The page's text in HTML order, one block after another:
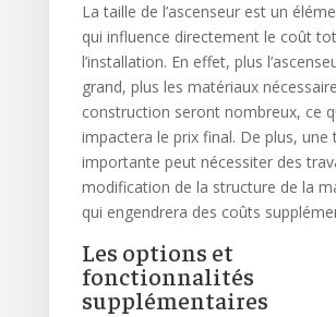
La taille de l’ascenseur est un
qui influence directement le coût
l’installation. En effet, plus
grand, plus les matériaux
construction seront nombreux, ce
impactera le prix final. De plus, une
importante peut nécessiter des
modification de la structure de la
qui engendrera des coûts
Les options et
fonctionnalités
supplémentaires